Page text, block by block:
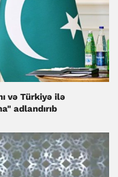
və Türkiyə ilə
adlandırıb